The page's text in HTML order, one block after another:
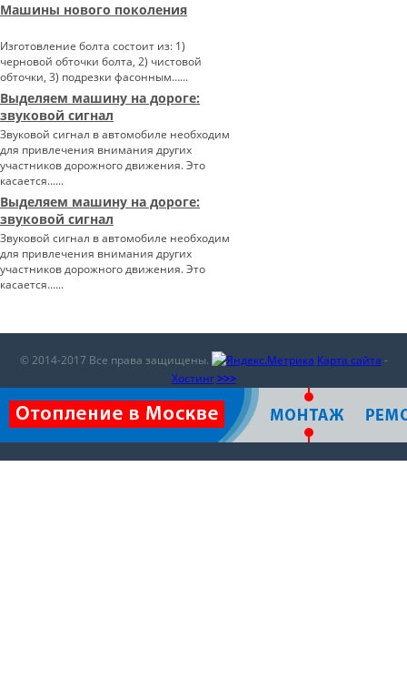
Машины нового поколения
Изготовление болта состоит из: 1)
черновой обточки болта, 2) чистовой
обточки, 3) подрезки фасонным…...
Выделяем машину на дороге:
звуковой сигнал
Звуковой сигнал в автомобиле необходим
для привлечения внимания других
участников дорожного движения. Это
касается…...
Выделяем машину на дороге:
звуковой сигнал
Звуковой сигнал в автомобиле необходим
для привлечения внимания других
участников дорожного движения. Это
касается…...
© 2014-2017 Все права защищены. Карта сайта -
Хостинг >>>